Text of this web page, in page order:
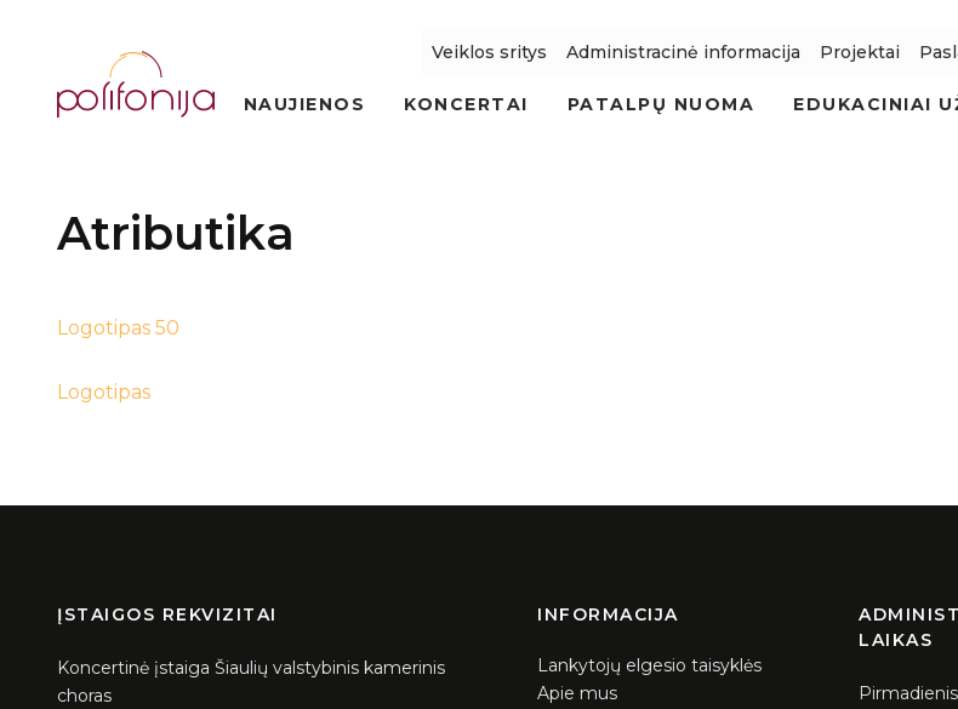
Veiklos sritys Administracinė informacija Projektai
NAUJIENOS KONCERTAI PATALPŲ NUOMA EDUKACINIAI
Atributika
Logotipas 50
Logotipas
ĮSTAIGOS REKVIZITAI
Koncertinė įstaiga Šiaulių valstybinis kamerinis
choras
INFORMACIJA
Lankytojų elgesio taisyklės
Apie mus
LAIKAS